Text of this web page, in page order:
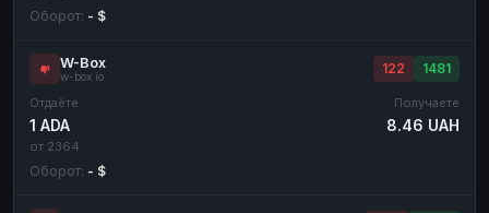
Оборот: - $
W-Box
w-box.io
122 1481
Отдаёте
1 ADA
от 2364
Получаете
8.46 UAH
Оборот: - $